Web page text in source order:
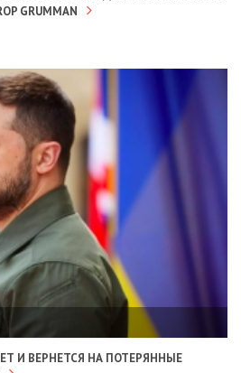
GRUMMAN
И ВЕРНЕТСЯ НА ПОТЕРЯННЫЕ